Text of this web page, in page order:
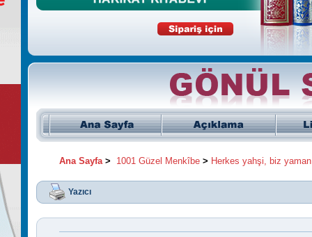
Ana Sayfa> 1001 Güzel Menkîbe > Herkes yahşi, biz yaman
Yazıcı